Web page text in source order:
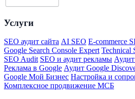
Услуги
SEO аудит сайта AI SEO E-commerce
Google Search Console Expert Technical
SEO Audit SEO и аудит рекламы
Реклама в Google Аудит Google
Google Мой Бизнес Настройка и
Комплексное продвижение МСБ